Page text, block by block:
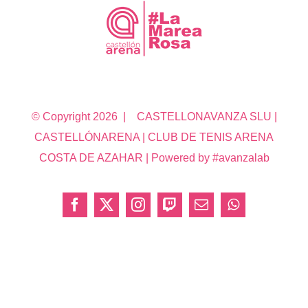
© Copyright 2026 | CASTELLONAVANZA SLU |
CASTELLÓNARENA | CLUB DE TENIS ARENA
COSTA DE AZAHAR | Powered by #avanzalab
Facebook
X InstagramTwitchCorreoWhatsApp